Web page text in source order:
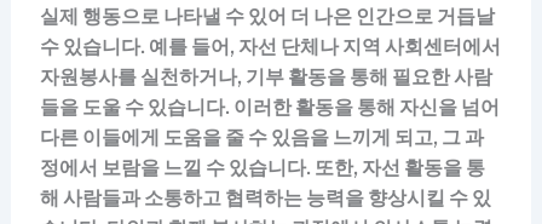
실제 행동으로 나타낼 수 있어 더 나은 인간으로 거듭날
수 있습니다. 예를 들어, 자선 단체나 지역 사회센터에서
자원봉사를 실천하거나, 기부 활동을 통해 필요한 사람
들을 도울 수 있습니다. 이러한 활동을 통해 자신을 넘어
다른 이들에게 도움을 줄 수 있음을 느끼게 되고, 그 과
정에서 보람을 느낄 수 있습니다. 또한, 자선 활동을 통
해 사람들과 소통하고 협력하는 능력을 향상시킬 수 있